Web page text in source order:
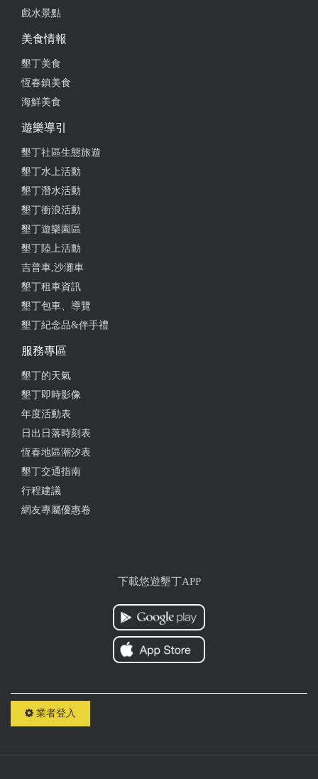
味豐富美味 很棒的一間牛肉麵 只可惜沒有寵物友善
但是還是很值得給五顆星
每次有去墾丁玩都會繞過來吃的牛肉麵 味道一直都沒
變～～ 都會吃紅燒口味讚讚
點了一碗蔥燒牛肉麵，媽的爆幹好吃，下次吃看看其
他口味
環境舒適不會擠，牛肉好吃，麵體偏硬，辣油很棒
（小）150元 牛肉切片 味道很夠吃起來味道很夠不用
在用其他的調味料...但是加上辣油又有別的風味 好
吃... 牛肚 Q彈豐潤（泡進湯裡）入口滑順，散發淡淡
地牛肉香... 花生 花生香濃，鬆脆，帶著滷香的味道...
豆干 入口鹹香，滷味充沛，每一片都是風味滿溢的美
戲水景點
美食情報
墾丁美食
恆春鎮美食
海鮮美食
遊樂導引
墾丁社區生態旅遊
墾丁水上活動
墾丁潛水活動
墾丁衝浪活動
墾丁遊樂園區
墾丁陸上活動
吉普車,沙灘車
墾丁租車資訊
墾丁包車、導覽
墾丁紀念品&伴手禮
服務專區
墾丁的天氣
墾丁即時影像
年度活動表
日出日落時刻表
恆春地區潮汐表
墾丁交通指南
行程建議
網友專屬優惠卷
下載悠遊墾丁APP
業者登入